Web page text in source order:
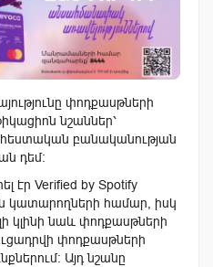
փոդքասթների
նշաններ՝
բանականության
դեմ։
էր Verified by Spotify
կատարողների համար, իսկ
կլինի նաև փոդքասթների
փոդքասթների
Այդ նշանը